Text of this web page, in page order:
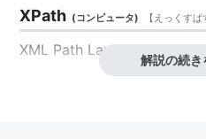
XPath (コンピュータ) 【 えっくすぱ
XML Path Language
解説の続き